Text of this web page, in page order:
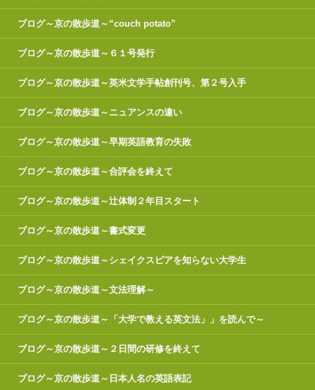
ブログ～京の散歩道～“couch potato”
ブログ～京の散歩道～６１号発行
ブログ～京の散歩道～英米文学手帖創刊号、第２号入手
ブログ～京の散歩道～ニュアンスの違い
ブログ～京の散歩道～早期英語教育の失敗
ブログ～京の散歩道～合評会を終えて
ブログ～京の散歩道～辻体制２年目スタート
ブログ～京の散歩道～書式変更
ブログ～京の散歩道～シェイクスピアを知らない大学生
ブログ～京の散歩道～文法理解～
ブログ～京の散歩道～「大学で教える英文法」」を読んで～
ブログ～京の散歩道～２日間の研修を終えて
ブログ～京の散歩道～日本人名の英語表記